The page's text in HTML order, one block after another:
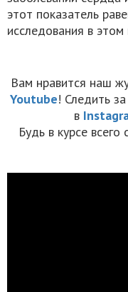
этот показатель
исследования в
Вам нравится наш
Youtube! Следить
в
Будь в курсе